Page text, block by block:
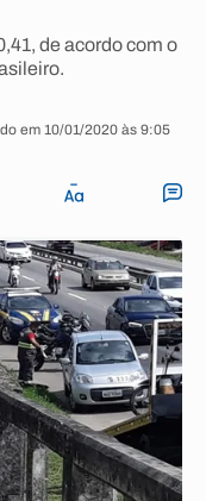
de acordo com o
em 10/01/2020 às 9:05